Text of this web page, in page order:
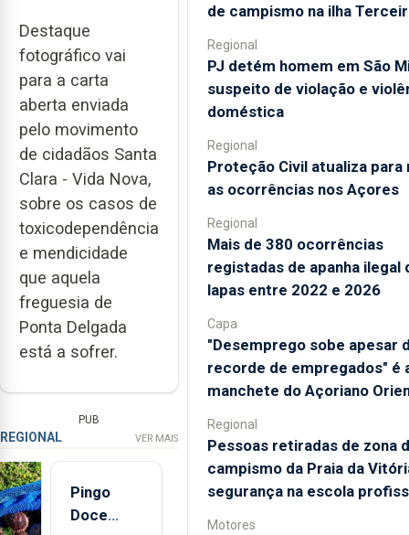
Destaque
fotográfico vai
para a carta
aberta enviada
pelo movimento
de cidadãos Santa
Clara - Vida Nova,
sobre os casos de
toxicodependência
e mendicidade
que aquela
freguesia de
Ponta Delgada
está a sofrer.
PUB
REGIONAL VER MAIS
Pingo
Doce
de campismo na ilha
Regional
PJ detém homem em São
suspeito de violação e
doméstica
Regional
Proteção Civil atualiza para
as ocorrências nos Açores
Regional
Mais de 380 ocorrências
registadas de apanha ilegal
lapas entre 2022 e 2026
Capa
"Desemprego sobe apesar
recorde de empregados" é
manchete do Açoriano
Regional
Pessoas retiradas de zona
campismo da Praia da
segurança na escola
Motores